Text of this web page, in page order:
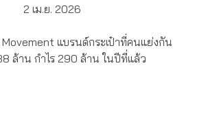
2 เม.ย. 2026